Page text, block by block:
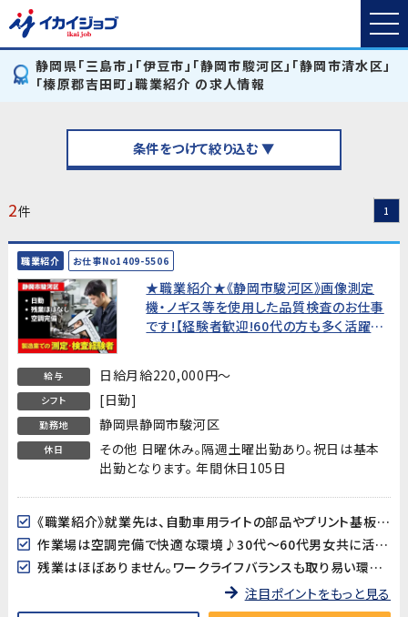
静岡県「三島市」「伊豆市」「静岡市駿河区」「静岡市清水区」
「榛原郡吉田町」職業紹介 の求人情報
条件をつけて絞り込む ▼
2件 1
職業紹介 お仕事No1409-5506
★職業紹介★《静岡市駿河区》画像測定
機・ノギス等を使用した品質検査のお仕事
です!【経験者歓迎!60代の方も多く活躍
給与 日給月給220,000円～
シフト [日勤]
勤務地 静岡県静岡市駿河区
休日
その他 日曜休み。隔週土曜出勤あり。祝日は基本
出勤となります。 年間休日105日
《職業紹介》就業先は、自動車用ライトの部品やプリント基板用端子などを製造している企業です。長期的に安定した就業が見込めます!
作業場は空調完備で快適な環境♪30代～60代男女共に活躍中!
残業はほぼありません。ワークライフバランスも取り易い環境です。
注目ポイントをもっと見る